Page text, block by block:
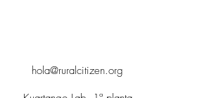
hola@ruralcitizen.org